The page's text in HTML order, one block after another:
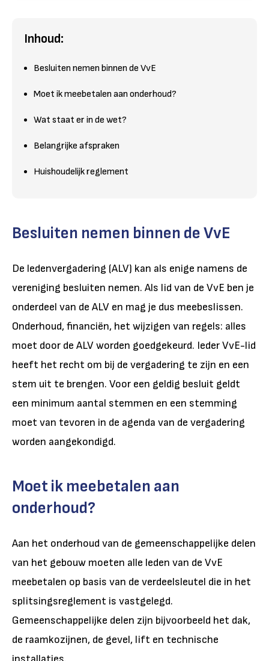
Inhoud:
Besluiten nemen binnen de VvE
Moet ik meebetalen aan onderhoud?
Wat staat er in de wet?
Belangrijke afspraken
Huishoudelijk reglement
Besluiten nemen binnen de VvE
De ledenvergadering (ALV) kan als enige namens de
vereniging besluiten nemen. Als lid van de VvE ben je
onderdeel van de ALV en mag je dus meebeslissen.
Onderhoud, financiën, het wijzigen van regels: alles
moet door de ALV worden goedgekeurd. Ieder VvE-lid
heeft het recht om bij de vergadering te zijn en een
stem uit te brengen. Voor een geldig besluit geldt
een minimum aantal stemmen en een stemming
moet van tevoren in de agenda van de vergadering
worden aangekondigd.
Moet ik meebetalen aan
onderhoud?
Aan het onderhoud van de gemeenschappelijke delen
van het gebouw moeten alle leden van de VvE
meebetalen op basis van de verdeelsleutel die in het
splitsingsreglement is vastgelegd.
Gemeenschappelijke delen zijn bijvoorbeeld het dak,
de raamkozijnen, de gevel, lift en technische